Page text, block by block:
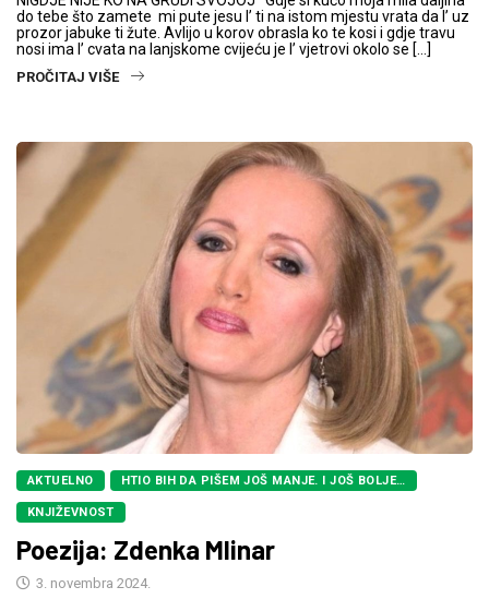
do tebe što zamete mi pute jesu l’ ti na istom mjestu vrata da l’ uz
prozor jabuke ti žute. Avlijo u korov obrasla ko te kosi i gdje travu
nosi ima l’ cvata na lanjskome cvijeću je l’ vjetrovi okolo se […]
PROČITAJ VIŠE
AKTUELNO HTIO BIH DA PIŠEM JOŠ MANJE. I JOŠ BOLJE…
KNJIŽEVNOST
Poezija: Zdenka Mlinar
3. novembra 2024.